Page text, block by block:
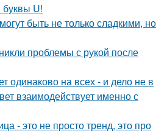
U!
быть не только сладкими, но
проблемы с рукой после
одинаково на всех - и дело не в
взаимодействует именно с
- это не просто тренд, это про